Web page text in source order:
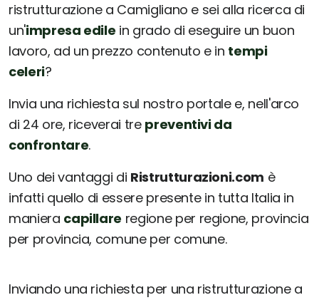
ristrutturazione a Camigliano e sei alla ricerca di
un'impresa edile in grado di eseguire un buon
lavoro, ad un prezzo contenuto e in tempi
celeri?
Invia una richiesta sul nostro portale e, nell'arco
di 24 ore, riceverai tre preventivi da
confrontare.
Uno dei vantaggi di Ristrutturazioni.com è
infatti quello di essere presente in tutta Italia in
maniera capillare regione per regione, provincia
per provincia, comune per comune.
Inviando una richiesta per una ristrutturazione a